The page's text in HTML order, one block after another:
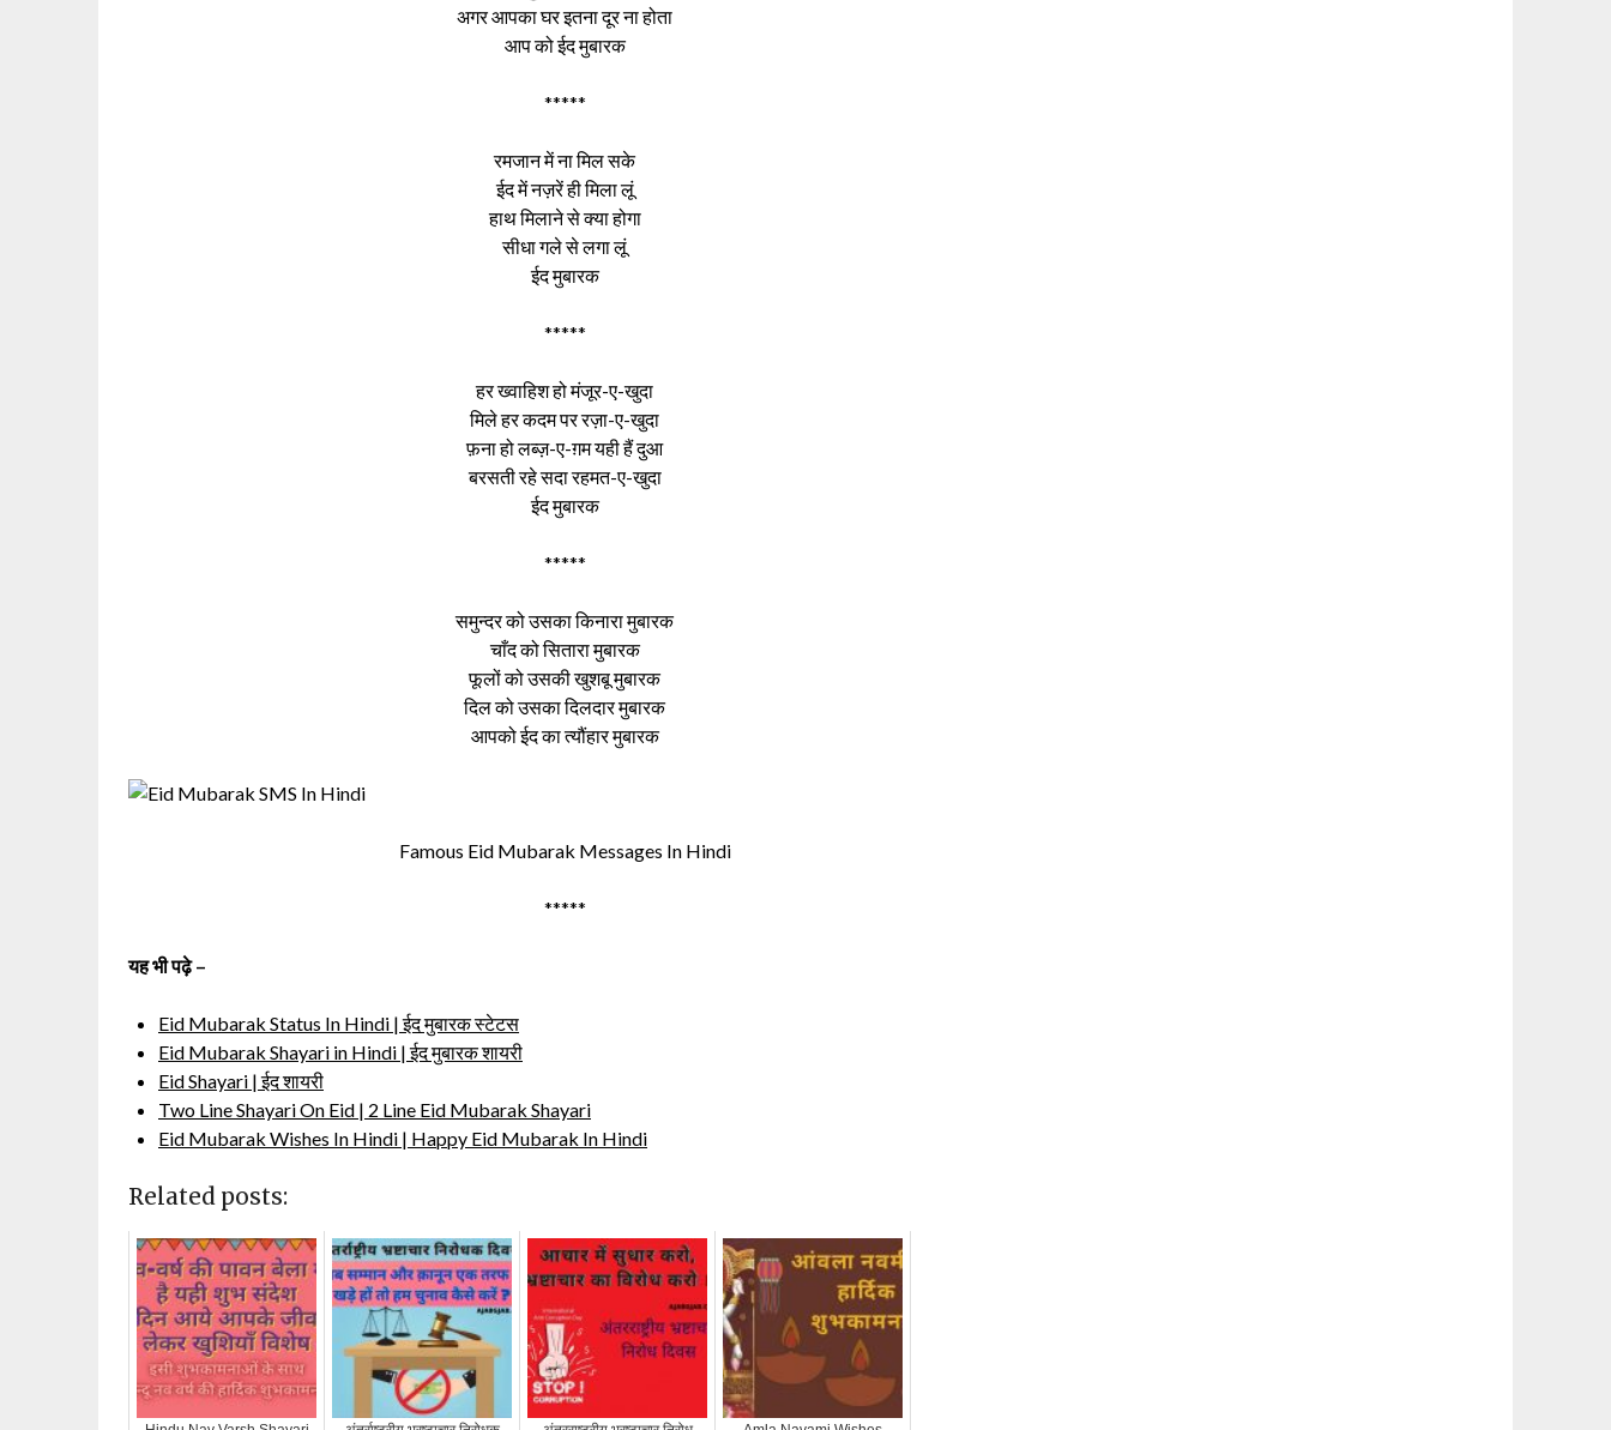
अगर आपका घर इतना दूर ना होता
आप को ईद मुबारक
*****
रमजान में ना मिल सके
ईद में नज़रें ही मिला लूं
हाथ मिलाने से क्या होगा
सीधा गले से लगा लूं
ईद मुबारक
*****
हर ख्वाहिश हो मंजूर-ए-खुदा
मिले हर कदम पर रज़ा-ए-खुदा
फ़ना हो लब्ज़-ए-ग़म यही हैं दुआ
बरसती रहे सदा रहमत-ए-खुदा
ईद मुबारक
*****
समुन्दर को उसका किनारा मुबारक
चाँद को सितारा मुबारक
फूलों को उसकी खुशबू मुबारक
दिल को उसका दिलदार मुबारक
आपको ईद का त्यौंहार मुबारक
Famous Eid Mubarak Messages In Hindi
*****
यह भी पढ़े –
Eid Mubarak Status In Hindi | ईद मुबारक स्टेटस
Eid Mubarak Shayari in Hindi | ईद मुबारक शायरी
Eid Shayari | ईद शायरी
Two Line Shayari On Eid | 2 Line Eid Mubarak Shayari
Eid Mubarak Wishes In Hindi | Happy Eid Mubarak In Hindi
Related posts: